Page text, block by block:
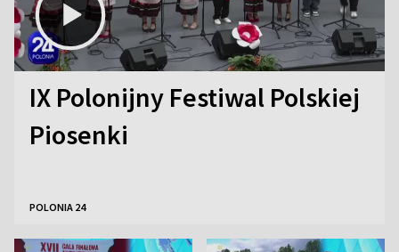
IX Polonijny Festiwal Polskiej
Piosenki
POLONIA 24